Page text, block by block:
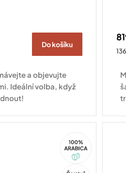
Do košíku
a objevujte
Ideální volba, když
Tip
Arabica